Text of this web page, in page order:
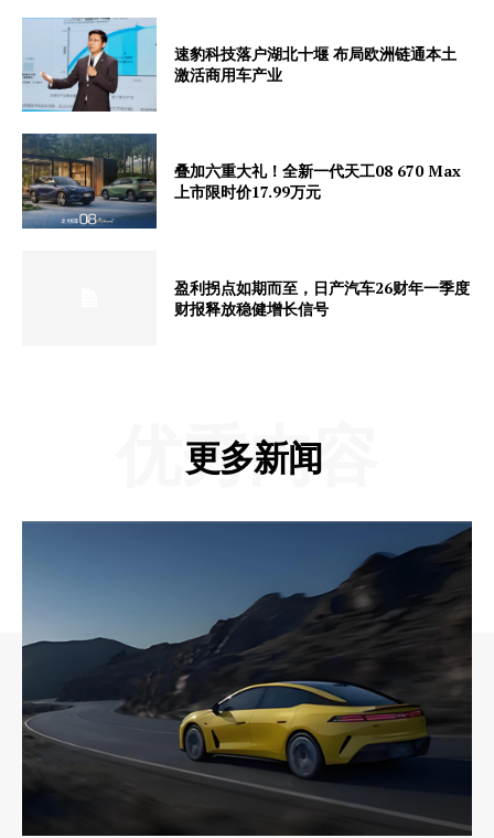
速豹科技落户湖北十堰 布局欧洲链通本土
激活商用车产业
叠加六重大礼！全新一代天工08 670 Max
上市限时价17.99万元
盈利拐点如期而至，日产汽车26财年一季度
财报释放稳健增长信号
更多新闻
优秀内容